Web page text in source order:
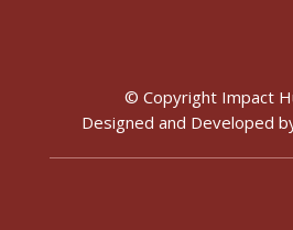
© Copyright Impact
Designed and Developed